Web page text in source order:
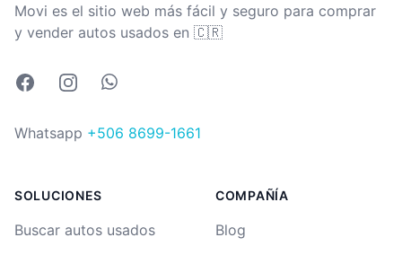
Movi es el sitio web más fácil y seguro para comprar
y vender autos usados en Costa Rica
🇨🇷
FacebookInstagramWhatsapp
Whatsapp +506 8699-1661
SOLUCIONES
Buscar autos usados
COMPAÑÍA
Blog